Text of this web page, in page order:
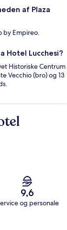
af Plaza
by Empireo.
Hotel Lucchesi?
Historiske Centrum
Vecchio (bro) og 13
9,6
og personale